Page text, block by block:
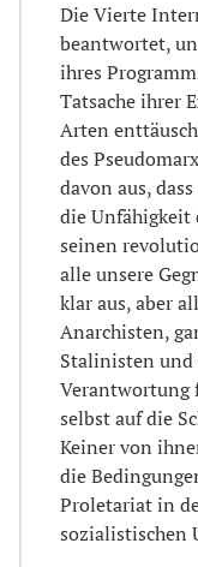
Die Vierte
beantwortet,
ihres
Tatsache ihrer
Arten
des
davon aus,
die Unfähigkeit
seinen
alle unsere
klar aus, aber
Anarchisten,
Stalinisten und
Verantwortung
selbst auf die
Keiner von
die
Proletariat in
sozialistischen